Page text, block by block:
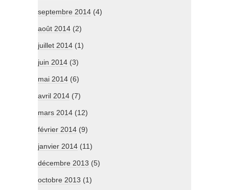
septembre 2014 (4)
août 2014 (2)
juillet 2014 (1)
juin 2014 (3)
mai 2014 (6)
avril 2014 (7)
mars 2014 (12)
février 2014 (9)
janvier 2014 (11)
décembre 2013 (5)
octobre 2013 (1)